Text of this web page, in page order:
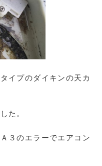
イプのダイキンの天カ
た。
３のエラーでエアコン